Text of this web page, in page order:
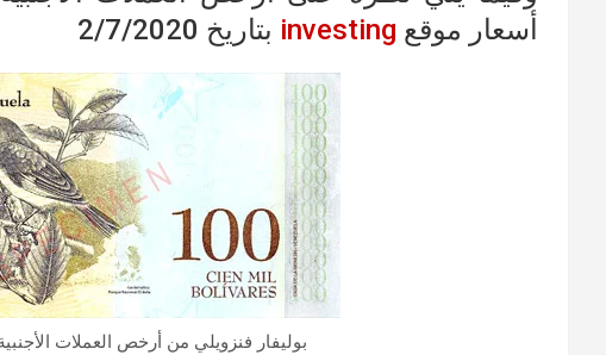
أسعار موقع investing بتاريخ 2/7/2020
بوليفار فنزويلي من أرخص العملات